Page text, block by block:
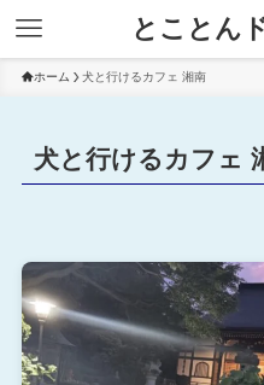
とことん
ホーム 犬と行けるカフェ 湘南
犬と行けるカフェ